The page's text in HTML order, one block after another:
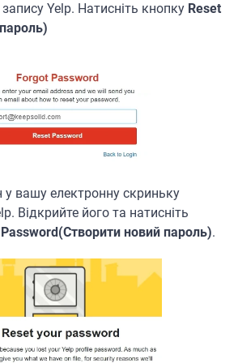
Yelp. Натисніть кнопку Reset
у вашу електронну скриньку
Відкрийте його та натисніть
новий пароль).